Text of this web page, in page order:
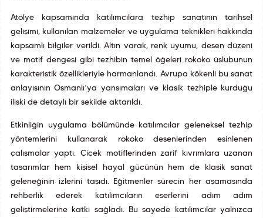
Atölye kapsamında katılımcılara tezhip sanatının tarihsel
gelişimi, kullanılan malzemeler ve uygulama teknikleri hakkında
kapsamlı bilgiler verildi. Altın varak, renk uyumu, desen düzeni
ve motif dengesi gibi tezhibin temel öğeleri rokoko üslubunun
karakteristik özellikleriyle harmanlandı. Avrupa kökenli bu sanat
anlayışının Osmanlı’ya yansımaları ve klasik tezhiple kurduğu
ilişki de detaylı bir şekilde aktarıldı.
Etkinliğin uygulama bölümünde katılımcılar geleneksel tezhip
yöntemlerini kullanarak rokoko desenlerinden esinlenen
çalışmalar yaptı. Çiçek motiflerinden zarif kıvrımlara uzanan
tasarımlar hem kişisel hayal gücünün hem de klasik sanat
geleneğinin izlerini taşıdı. Eğitmenler sürecin her aşamasında
rehberlik ederek katılımcıların eserlerini adım adım
geliştirmelerine katkı sağladı. Bu sayede katılımcılar yalnızca